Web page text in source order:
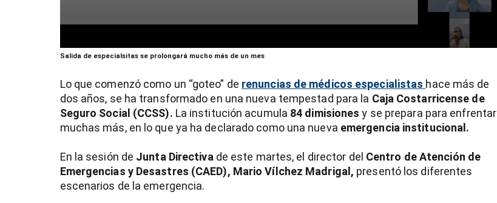
0
seconds
2
minutes,
41
secondsVolume
90%
Salida de especialsitas se prolongará mucho más de un mes
Lo que comenzó como un “goteo” de renuncias de médicos especialistas hace más de
dos años, se ha transformado en una nueva tempestad para la Caja Costarricense de
Seguro Social (CCSS). La institución acumula 84 dimisiones y se prepara para enfrentar
muchas más, en lo que ya ha declarado como una nueva emergencia institucional.
En la sesión de Junta Directiva de este martes, el director del Centro de Atención de
Emergencias y Desastres (CAED), Mario Vílchez Madrigal, presentó los diferentes
escenarios de la emergencia.